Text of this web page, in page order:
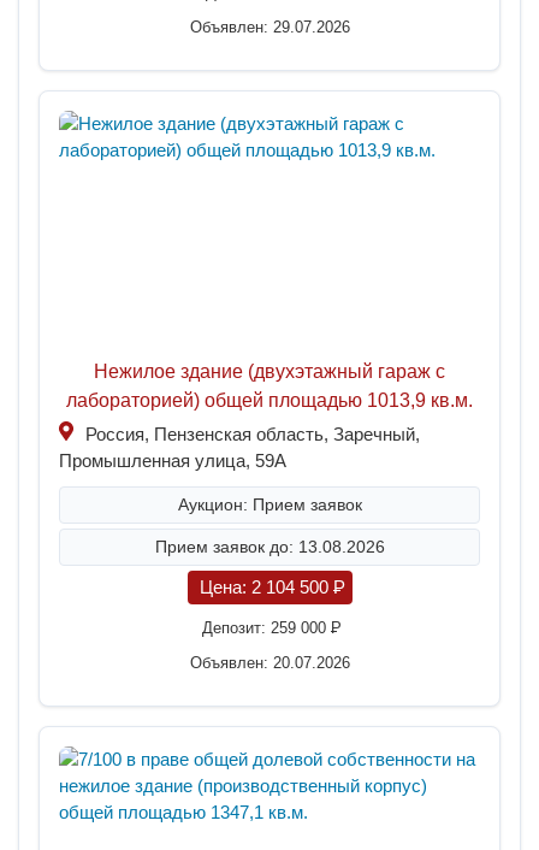
Объявлен: 29.07.2026
Нежилое здание (двухэтажный гараж с
лабораторией) общей площадью 1013,9 кв.м.
Россия, Пензенская область, Заречный,
Промышленная улица, 59А
Аукцион: Прием заявок
Прием заявок до: 13.08.2026
Цена: 2 104 500 P
Депозит: 259 000 P
Объявлен: 20.07.2026